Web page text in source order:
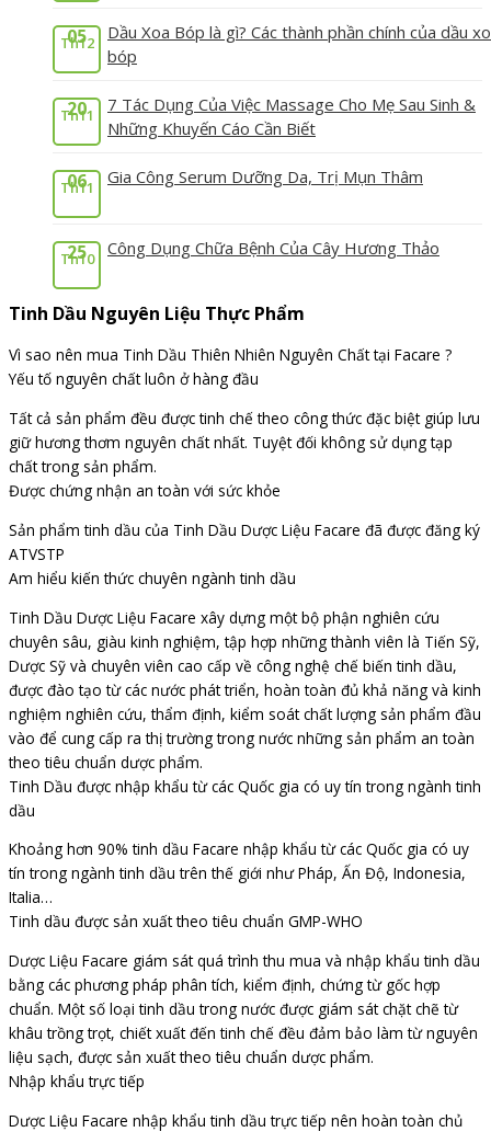
05
Th12
Dầu Xoa Bóp là gì? Các thành phần chính của dầu
bóp
20
Th11
7 Tác Dụng Của Việc Massage Cho Mẹ Sau Sinh &
Những Khuyến Cáo Cần Biết
06
Th11 Gia Công Serum Dưỡng Da, Trị Mụn Thâm
25
Th10 Công Dụng Chữa Bệnh Của Cây Hương Thảo
Tinh Dầu Nguyên Liệu Thực Phẩm
Vì sao nên mua Tinh Dầu Thiên Nhiên Nguyên Chất tại Facare ?
Yếu tố nguyên chất luôn ở hàng đầu
Tất cả sản phẩm đều được tinh chế theo công thức đặc biệt giúp lưu
giữ hương thơm nguyên chất nhất. Tuyệt đối không sử dụng tạp
chất trong sản phẩm.
Được chứng nhận an toàn với sức khỏe
Sản phẩm tinh dầu của Tinh Dầu Dược Liệu Facare đã được đăng ký
ATVSTP
Am hiểu kiến thức chuyên ngành tinh dầu
Tinh Dầu Dược Liệu Facare xây dựng một bộ phận nghiên cứu
chuyên sâu, giàu kinh nghiệm, tập hợp những thành viên là Tiến Sỹ,
Dược Sỹ và chuyên viên cao cấp về công nghệ chế biến tinh dầu,
được đào tạo từ các nước phát triển, hoàn toàn đủ khả năng và kinh
nghiệm nghiên cứu, thẩm định, kiểm soát chất lượng sản phẩm đầu
vào để cung cấp ra thị trường trong nước những sản phẩm an toàn
theo tiêu chuẩn dược phẩm.
Tinh Dầu được nhập khẩu từ các Quốc gia có uy tín trong ngành tinh
dầu
Khoảng hơn 90% tinh dầu Facare nhập khẩu từ các Quốc gia có uy
tín trong ngành tinh dầu trên thế giới như Pháp, Ấn Độ, Indonesia,
Italia…
Tinh dầu được sản xuất theo tiêu chuẩn GMP-WHO
Dược Liệu Facare giám sát quá trình thu mua và nhập khẩu tinh dầu
bằng các phương pháp phân tích, kiểm định, chứng từ gốc hợp
chuẩn. Một số loại tinh dầu trong nước được giám sát chặt chẽ từ
khâu trồng trọt, chiết xuất đến tinh chế đều đảm bảo làm từ nguyên
liệu sạch, được sản xuất theo tiêu chuẩn dược phẩm.
Nhập khẩu trực tiếp
Dược Liệu Facare nhập khẩu tinh dầu trực tiếp nên hoàn toàn chủ